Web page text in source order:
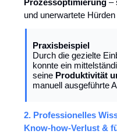
Prozessoptimierung –
und unerwartete
Praxisbeispiel
Durch die gezielte
konnte ein
seine Produktivität
manuell ausgeführte
2. Professionelles
Know-how-Verlust &